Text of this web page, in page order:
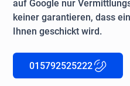
auf Google nur
keiner garantieren, dass
Ihnen geschickt wird.
015792525222